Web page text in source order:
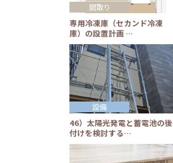
専用冷凍庫（セカンド冷凍
庫）の設置計画 …
間取り
46）太陽光発電と蓄電池の後
付けを検討する…
設備